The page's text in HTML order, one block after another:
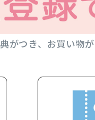
がつき、お買い物